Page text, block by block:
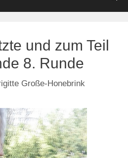
und zum Teil
8. Runde
Große-Honebrink